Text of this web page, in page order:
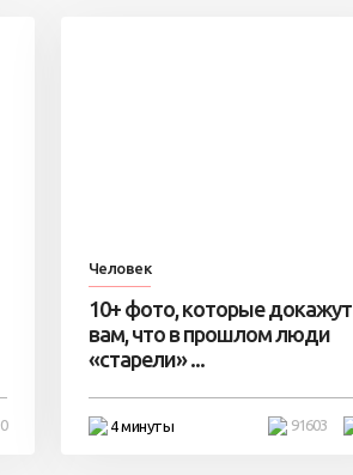
0
Человек
10+ фото, которые докажут
вам, что в прошлом люди
«старели» ...
4 минуты 91603